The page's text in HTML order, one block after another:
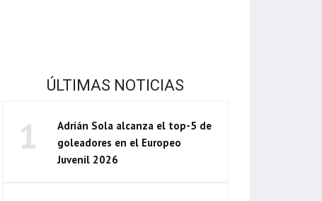
ÚLTIMAS NOTICIAS
1
Adrián Sola alcanza el top-5 de
goleadores en el Europeo
Juvenil 2026